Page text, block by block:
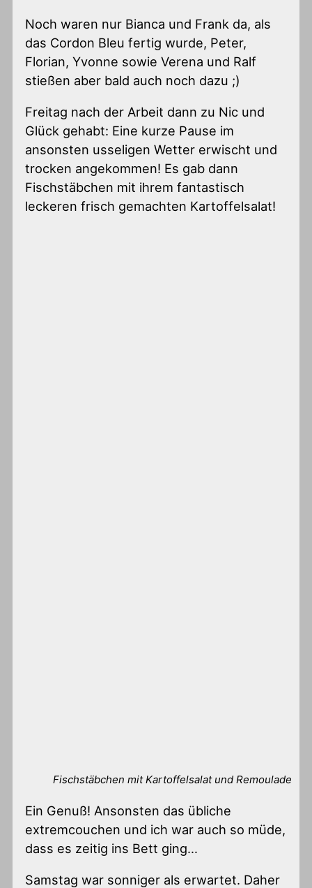
Noch waren nur Bianca und Frank da, als
das Cordon Bleu fertig wurde, Peter,
Florian, Yvonne sowie Verena und Ralf
stießen aber bald auch noch dazu ;)
Freitag nach der Arbeit dann zu Nic und
Glück gehabt: Eine kurze Pause im
ansonsten usseligen Wetter erwischt und
trocken angekommen! Es gab dann
Fischstäbchen mit ihrem fantastisch
leckeren frisch gemachten Kartoffelsalat!
Fischstäbchen mit Kartoffelsalat und Remoulade
Ein Genuß! Ansonsten das übliche
extremcouchen und ich war auch so müde,
dass es zeitig ins Bett ging…
Samstag war sonniger als erwartet. Daher